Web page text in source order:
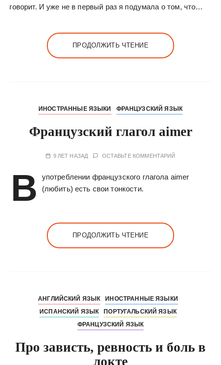
говорит. И уже не в первый раз я подумала о том, что…
ПРОДОЛЖИТЬ ЧТЕНИЕ
ИНОСТРАННЫЕ ЯЗЫКИ ФРАНЦУЗСКИЙ ЯЗЫК
Французский глагол aimer
9 ЛЕТ НАЗАД ОСТАВЬТЕ КОММЕНТАРИЙ
В
употреблении французского глагола aimer
(любить) есть свои тонкости.
ПРОДОЛЖИТЬ ЧТЕНИЕ
АНГЛИЙСКИЙ ЯЗЫК
ИНОСТРАННЫЕ ЯЗЫКИ
ИСПАНСКИЙ ЯЗЫК
ПОРТУГАЛЬСКИЙ ЯЗЫК
ФРАНЦУЗСКИЙ ЯЗЫК
Про зависть, ревность и боль в
локте